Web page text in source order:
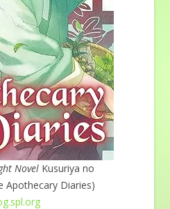
Novel Kusuriya no
Apothecary Diaries)